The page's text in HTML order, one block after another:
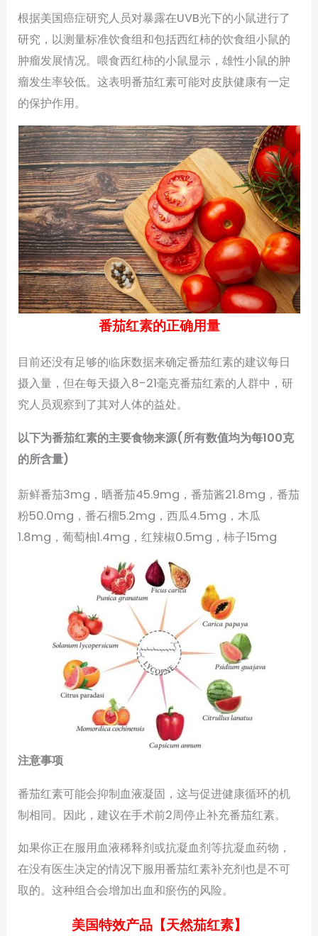
根据美国癌症研究人员对暴露在UVB光下的小鼠进行了
研究，以测量标准饮食组和包括西红柿的饮食组小鼠的
肿瘤发展情况。喂食西红柿的小鼠显示，雄性小鼠的肿
瘤发生率较低。这表明番茄红素可能对皮肤健康有一定
的保护作用。
番茄红素的正确用量
目前还没有足够的临床数据来确定番茄红素的建议每日
摄入量，但在每天摄入8-21毫克番茄红素的人群中，研
究人员观察到了其对人体的益处。
以下为番茄红素的主要食物来源(所有数值均为每100克
的所含量)
新鲜番茄3mg，晒番茄45.9mg，番茄酱21.8mg，番茄
粉50.0mg，番石榴5.2mg，西瓜4.5mg，木瓜
1.8mg，葡萄柚1.4mg，红辣椒0.5mg，柿子15mg
注意事项
番茄红素可能会抑制血液凝固，这与促进健康循环的机
制相同。因此，建议在手术前2周停止补充番茄红素。
如果你正在服用血液稀释剂或抗凝血剂等抗凝血药物，
在没有医生决定的情况下服用番茄红素补充剂也是不可
取的。这种组合会增加出血和瘀伤的风险。
美国特效产品【天然茄红素】